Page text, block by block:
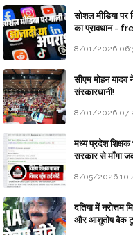
सोशल मीडिया पर
का प्रावधान -
8/01/2026
सीएम मोहन यादव
संस्कारधानी!
8/01/2026
मध्य प्रदेश शिक्षक
सरकार से माँगा
8/05/2026
दतिया में नरोत्तम
और आशुतोष बैक